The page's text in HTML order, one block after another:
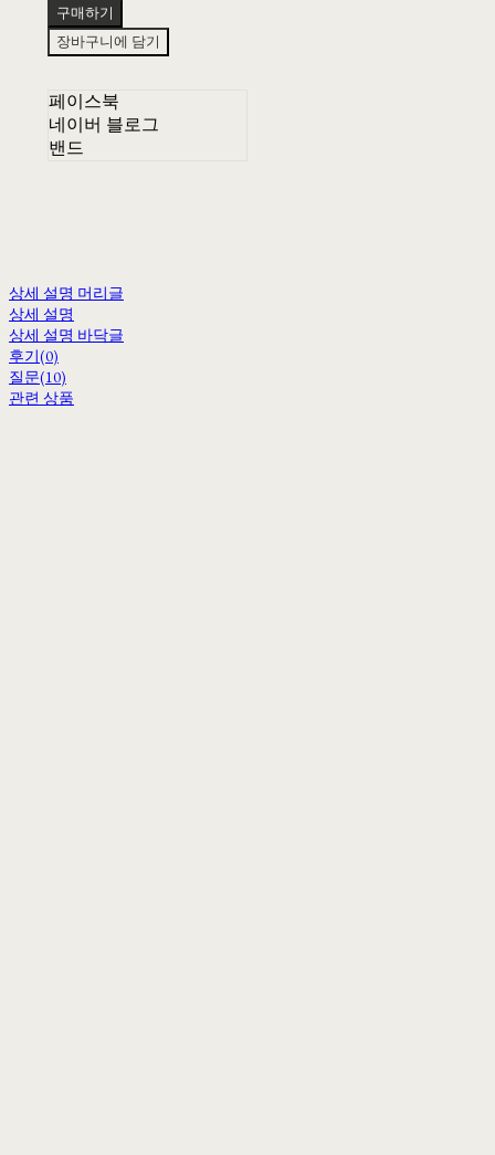
구매하기
장바구니에 담기
페이스북
네이버 블로그
밴드
상세 설명 머리글
상세 설명
상세 설명 바닥글
후기(0)
질문(10)
관련 상품